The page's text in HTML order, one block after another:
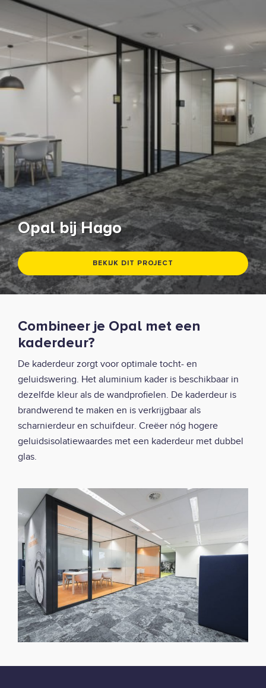
Opal bij Hago
BEKIJK DIT PROJECT
Combineer je Opal met een
kaderdeur?
De kaderdeur zorgt voor optimale tocht- en
geluidswering. Het aluminium kader is beschikbaar in
dezelfde kleur als de wandprofielen. De kaderdeur is
brandwerend te maken en is verkrijgbaar als
scharnierdeur en schuifdeur. Creëer nóg hogere
geluidsisolatiewaardes met een kaderdeur met dubbel
glas.